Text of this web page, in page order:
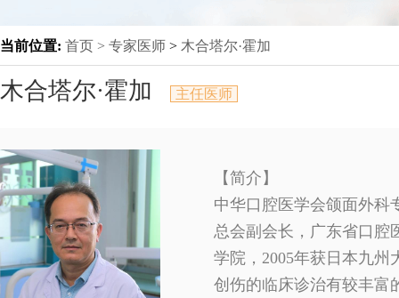
当前位置: 首页 > 专家医师 > 木合塔尔·霍加
木合塔尔·霍加 主任医师
【简介】
中华口腔医学会颌面外科
总会副会长，广东省口腔
学院，2005年获日本九
创伤的临床诊治有较丰富